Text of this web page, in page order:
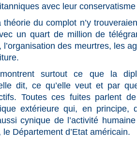
avec leur
du complot n’y
un quart de million de
des meurtres, les
surtout ce que la
dit, ce qu’elle veut et par
Toutes ces fuites parlent
extérieure qui, en principe,
cynique de l’activité
Département d’Etat américain.